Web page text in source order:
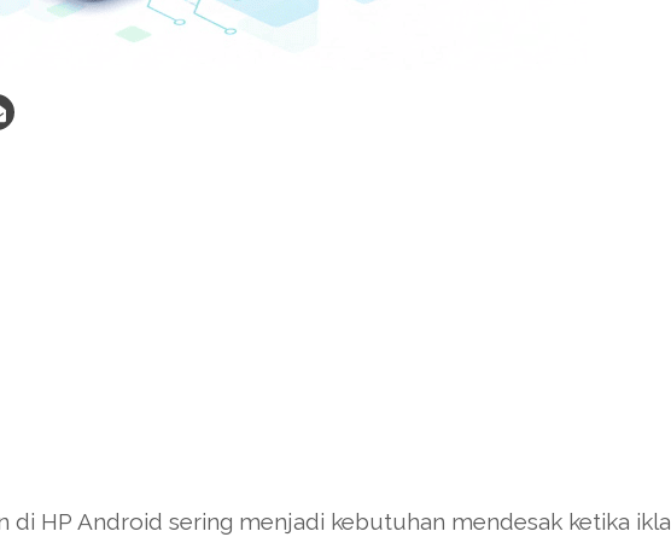
di HP Android sering menjadi kebutuhan mendesak ketika